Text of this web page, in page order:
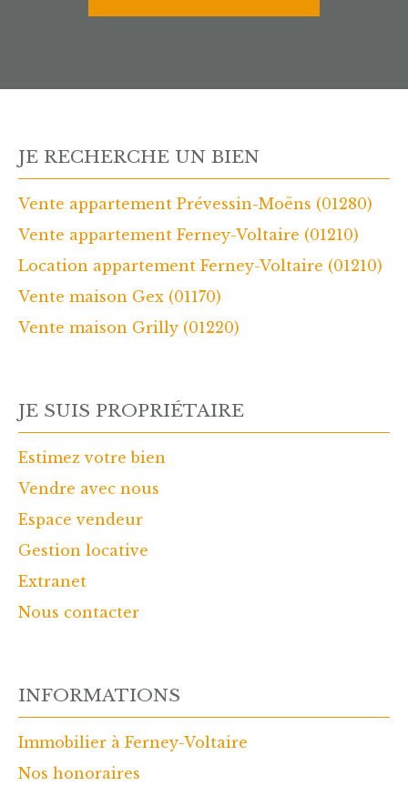
JE RECHERCHE UN BIEN
Vente appartement Prévessin-Moëns (01280)
Vente appartement Ferney-Voltaire (01210)
Location appartement Ferney-Voltaire (01210)
Vente maison Gex (01170)
Vente maison Grilly (01220)
JE SUIS PROPRIÉTAIRE
Estimez votre bien
Vendre avec nous
Espace vendeur
Gestion locative
Extranet
Nous contacter
INFORMATIONS
Immobilier à Ferney-Voltaire
Nos honoraires